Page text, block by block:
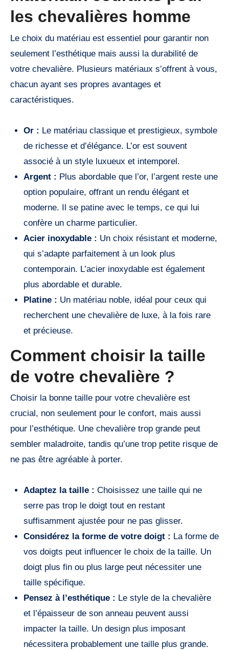
les chevalières homme
Le choix du matériau est essentiel pour garantir non
seulement l’esthétique mais aussi la durabilité de
votre chevalière. Plusieurs matériaux s’offrent à vous,
chacun ayant ses propres avantages et
caractéristiques.
Or : Le matériau classique et prestigieux, symbole
de richesse et d’élégance. L’or est souvent
associé à un style luxueux et intemporel.
Argent : Plus abordable que l’or, l’argent reste une
option populaire, offrant un rendu élégant et
moderne. Il se patine avec le temps, ce qui lui
confère un charme particulier.
Acier inoxydable : Un choix résistant et moderne,
qui s’adapte parfaitement à un look plus
contemporain. L’acier inoxydable est également
plus abordable et durable.
Platine : Un matériau noble, idéal pour ceux qui
recherchent une chevalière de luxe, à la fois rare
et précieuse.
Comment choisir la taille
de votre chevalière ?
Choisir la bonne taille pour votre chevalière est
crucial, non seulement pour le confort, mais aussi
pour l’esthétique. Une chevalière trop grande peut
sembler maladroite, tandis qu’une trop petite risque de
ne pas être agréable à porter.
Adaptez la taille : Choisissez une taille qui ne
serre pas trop le doigt tout en restant
suffisamment ajustée pour ne pas glisser.
Considérez la forme de votre doigt : La forme de
vos doigts peut influencer le choix de la taille. Un
doigt plus fin ou plus large peut nécessiter une
taille spécifique.
Pensez à l’esthétique : Le style de la chevalière
et l’épaisseur de son anneau peuvent aussi
impacter la taille. Un design plus imposant
nécessitera probablement une taille plus grande.